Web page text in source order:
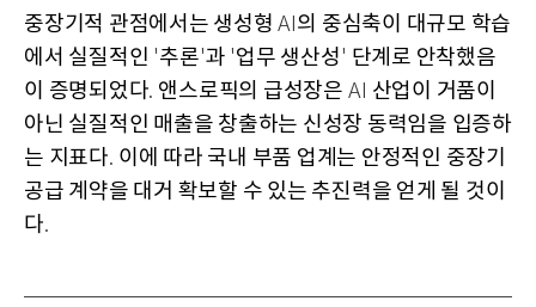
중장기적 관점에서는 생성형AI 의 중심축이 대규모 학습
에서 실질적인 '추론'과 '업무 생산성' 단계로 안착했음
이 증명되었다. 앤스로픽의 급성장은 AI 산업이 거품이
아닌 실질적인 매출을 창출하는 신성장 동력임을 입증하
는 지표다. 이에 따라 국내 부품 업계는 안정적인 중장기
공급 계약을 대거 확보할 수 있는 추진력을 얻게 될 것이
다.